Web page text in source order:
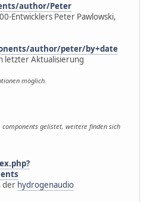
author/Peter
Entwicklers Peter Pawlowski,
author/peter/by+date
Aktualisierung
möglich.
components gelistet, weitere finden sich
der hydrogenaudio